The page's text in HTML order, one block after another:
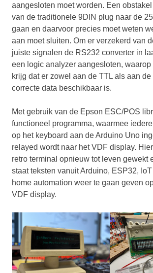
aangesloten moet worden. Een
van de traditionele 9DIN plug naar de
gaan en daarvoor precies moet weten
aan moet sluiten. Om er verzekerd van
juiste signalen de RS232 converter in
een logic analyzer aangesloten, waarop
krijg dat er zowel aan de TTL als aan
correcte data beschikbaar is.
Met gebruik van de Epson ESC/POS
functioneel programma, waarmee
op het keyboard aan de Arduino Uno
relayed wordt naar het VDF display.
retro terminal opnieuw tot leven gewekt
staat teksten vanuit Arduino, ESP32,
home automation weer te gaan geven
VDF display.